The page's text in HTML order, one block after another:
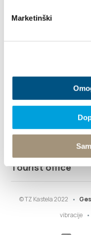
Marketinški
Tourist office
© TZ Kastela 2022
vibracije